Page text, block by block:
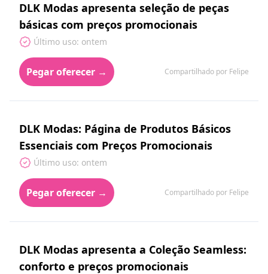
DLK Modas apresenta seleção de peças
básicas com preços promocionais
Último uso: ontem
Pegar oferecer → Compartilhado por Felipe
DLK Modas: Página de Produtos Básicos
Essenciais com Preços Promocionais
Último uso: ontem
Pegar oferecer → Compartilhado por Felipe
DLK Modas apresenta a Coleção Seamless:
conforto e preços promocionais